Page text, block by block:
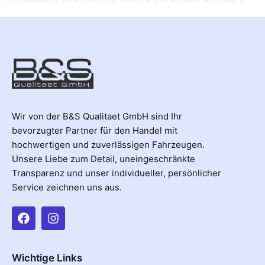
Wir von der B&S Qualitaet GmbH sind Ihr
bevorzugter Partner für den Handel mit
hochwertigen und zuverlässigen Fahrzeugen.
Unsere Liebe zum Detail, uneingeschränkte
Transparenz und unser individueller, persönlicher
Service zeichnen uns aus.
Wichtige Links